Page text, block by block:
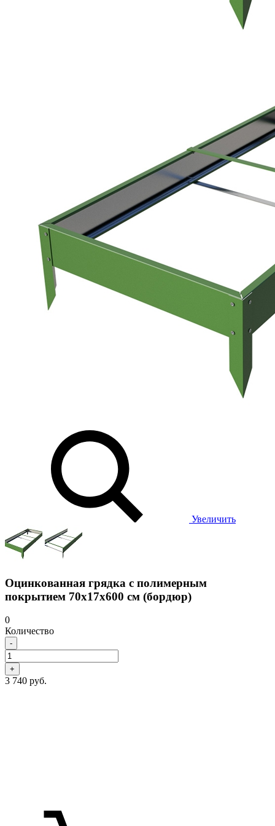
Увеличить
Оцинкованная грядка с полимерным
покрытием 70х17х600 см (бордюр)
0
Количество
-
+
3 740 руб.